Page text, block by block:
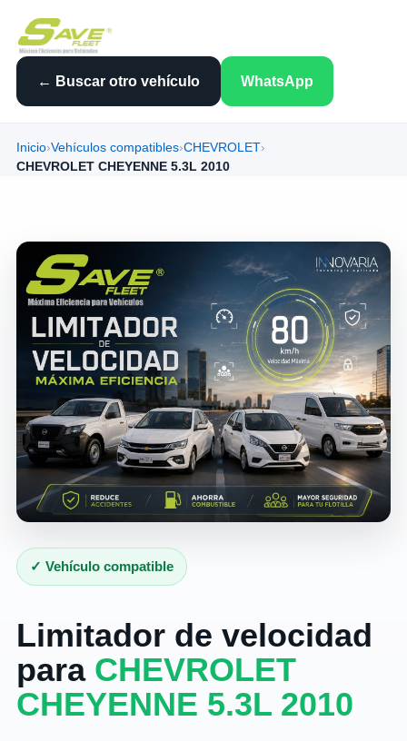
← Buscar otro vehículo WhatsApp
Inicio›Vehículos compatibles›CHEVROLET›
CHEVROLET CHEYENNE 5.3L 2010
✓ Vehículo compatible
Limitador de velocidad
para CHEVROLET
CHEYENNE 5.3L 2010